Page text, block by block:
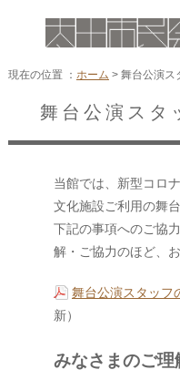
現在の位置 ： ホーム > 舞台公演ス
舞台公演スタ
当館では、新型コロ
文化施設ご利用の舞
下記の事項へのご協
解・ご協力のほど、
舞台公演スタッフ
新）
みなさまのご理